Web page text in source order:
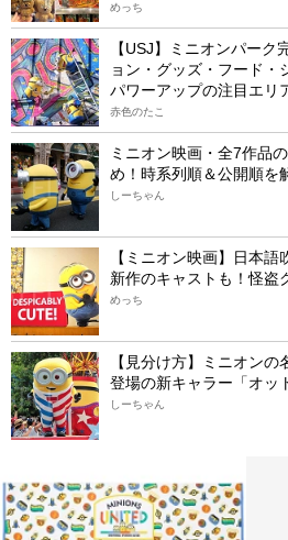
めっち
【USJ】ミニオンパー
ョン・グッズ・フード・
パワーアップの注目エリ
赤色のたこ
ミニオン映画・全7作品
め！時系列順＆公開順を
しーちゃん
【ミニオン映画】日本
新作のキャストも！怪盗
めっち
【見分け方】ミニオン
登場の新キャラー「オッ
しーちゃん